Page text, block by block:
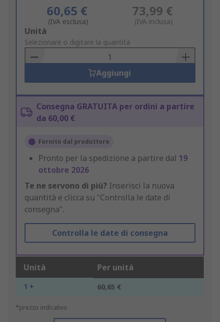
60,65 €
(IVA esclusa)
73,99 €
(IVA inclusa)
Add
to
Basket
Unità
Selezionare o digitare la quantità
Aggiungi
Consegna GRATUITA per ordini a partire
da 60,00 €
Fornito dal produttore
Pronto per la spedizione a partire dal 19
ottobre 2026
Te ne servono di più? Inserisci la nuova
quantità e clicca su "Controlla le date di
consegna".
Controlla le date di consegna
Unità Per unità
1 + 60,65 €
*prezzo indicativo